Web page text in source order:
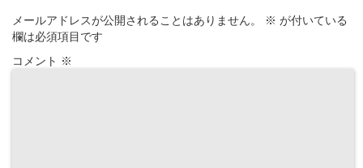
メールアドレスが公開されることはありません。 ※ が付いている
欄は必須項目です
コメント ※